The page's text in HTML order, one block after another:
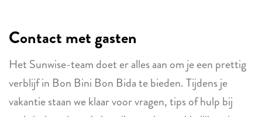
Contact met gasten
Het Sunwise-team doet er alles aan om je een prettig
verblijf in Bon Bini Bon Bida te bieden. Tijdens je
vakantie staan we klaar voor vragen, tips of hulp bij